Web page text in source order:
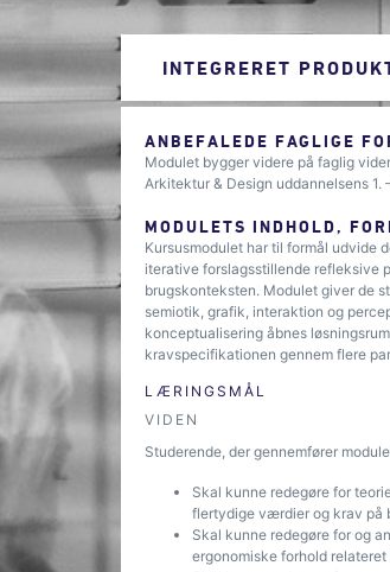
INTEGRERET
ANBEFALEDE FAGLIGE
Modulet bygger videre på faglig
Arkitektur & Design uddannelsens 1.
MODULETS INDHOLD,
Kursusmodulet har til formål udvide
iterative forslagsstillende refleksive
brugskonteksten. Modulet giver de
semiotik, grafik, interaktion og
konceptualisering åbnes
kravspecifikationen gennem flere
LÆRINGSMÅL
VIDEN
Studerende, der gennemfører
Skal kunne redegøre for
flertydige værdier og krav på
Skal kunne redegøre for og
ergonomiske forhold